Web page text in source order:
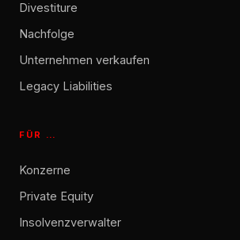
Divestiture
Nachfolge
Unternehmen verkaufen
Legacy Liabilities
FÜR …
Konzerne
Private Equity
Insolvenzverwalter